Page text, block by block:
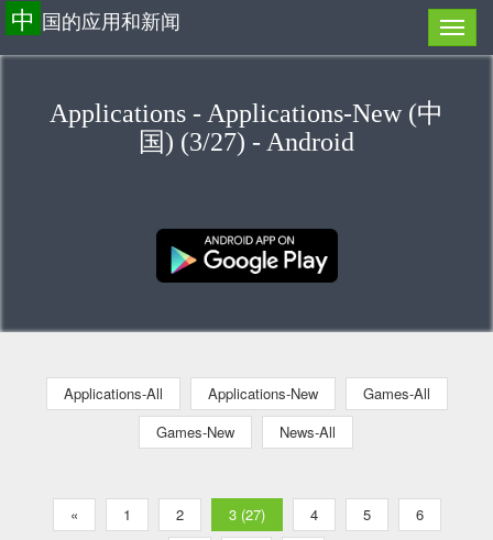
中 国的应用和新闻
Applications - Applications-New (中
国) (3/27) - Android
Applications-All Applications-New
Games-All
Games-New
News-All
« 1 2 3 (27) 4 5
6